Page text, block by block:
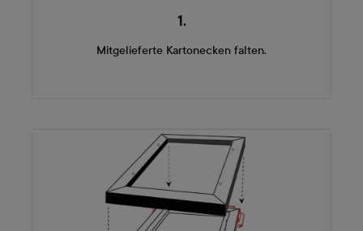
1.
Mitgelieferte Kartonecken falten.